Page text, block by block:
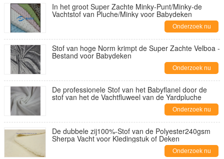
In het groot Super Zachte Minky-Punt/Minky-de
Vachtstof van Pluche/Minky voor Babydeken
Onderzoek nu
Stof van hoge Norm krimpt de Super Zachte Velboa -
Bestand voor Babydeken
Onderzoek nu
De professionele Stof van het Babyflanel door de
stof van het de Vachtfluweel van de Yardpluche
Onderzoek nu
De dubbele zij100%-Stof van de Polyester240gsm
Sherpa Vacht voor Kledingstuk of Deken
Onderzoek nu